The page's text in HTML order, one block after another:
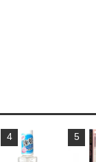
4 5